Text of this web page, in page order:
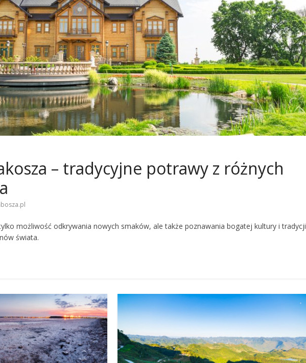
– tradycyjne potrawy z różnych
możliwość odkrywania nowych smaków, ale także poznawania bogatej kultury i tradycji
świata.